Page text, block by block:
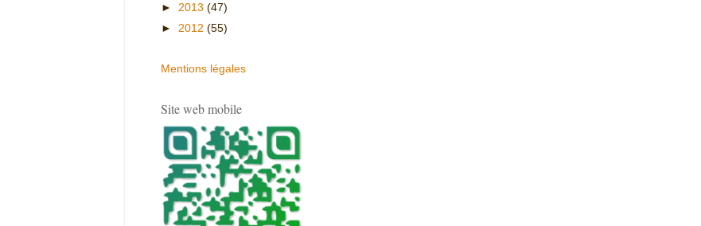
► 2013 (47)
► 2012 (55)
Mentions légales
Site web mobile